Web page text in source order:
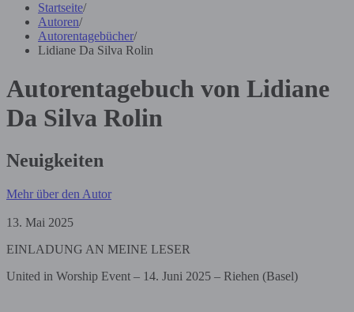
Startseite/
Autoren/
Autorentagebücher/
Lidiane Da Silva Rolin
Autorentagebuch von Lidiane
Da Silva Rolin
Neuigkeiten
Mehr über den Autor
13. Mai 2025
EINLADUNG AN MEINE LESER
United in Worship Event – 14. Juni 2025 – Riehen (Basel)